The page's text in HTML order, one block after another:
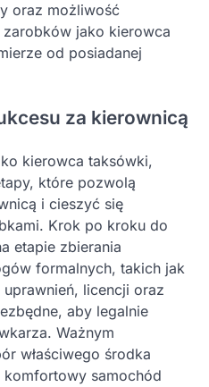
oraz możliwość
jako kierowca
od posiadanej
za kierownicą
kierowca taksówki,
które pozwolą
i cieszyć się
Krok po kroku do
etapie zbierania
formalnych, takich jak
licencji oraz
aby legalnie
Ważnym
właściwego środka
komfortowy samochód